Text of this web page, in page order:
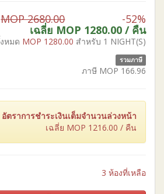
MOP 2680.00 -52%
เฉลี่ย MOP 1280.00 / คืน
หมด MOP 1280.00 สำหรับ 1 NIGHT(S)
รวมภาษี
ภาษี MOP 166.96
อัตราการชำระเงินเต็มจำนวนล่วงหน้า
เฉลี่ย MOP 1216.00 / คืน
3 ห้องที่เหลือ